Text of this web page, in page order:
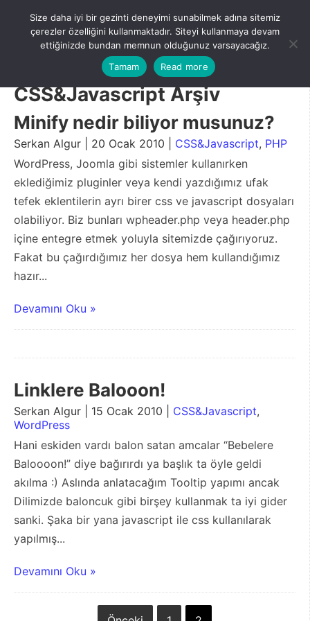
content
Menu
CSS&Javascript Arşiv
Minify nedir biliyor musunuz?
Serkan Algur | 20 Ocak 2010 | CSS&Javascript, PHP
WordPress, Joomla gibi sistemler kullanırken
eklediğimiz pluginler veya kendi yazdığımız ufak
tefek eklentilerin ayrı birer css ve javascript dosyaları
olabiliyor. Biz bunları wpheader.php veya header.php
içine entegre etmek yoluyla sitemizde çağırıyoruz.
Fakat bu çağırdığımız her dosya hem kullandığımız
hazır...
Devamını Oku »
Linklere Balooon!
Serkan Algur | 15 Ocak 2010 | CSS&Javascript,
WordPress
Hani eskiden vardı balon satan amcalar “Bebelere
Baloooon!” diye bağırırdı ya başlık ta öyle geldi
akılma :) Aslında anlatacağım Tooltip yapımı ancak
Dilimizde baloncuk gibi birşey kullanmak ta iyi gider
sanki. Şaka bir yana javascript ile css kullanılarak
yapılmış...
Devamını Oku »
Size daha iyi bir gezinti deneyimi sunabilmek adına sitemiz
çerezler özelliğini kullanmaktadır. Siteyi kullanmaya devam
ettiğinizde bundan memnun olduğunuz varsayacağız.
Tamam
Read more